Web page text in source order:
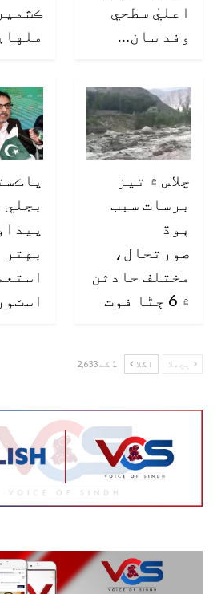
اعليٰ سطحي
وفد سان…
چلاس ۾ تيز
برسات سبب
ٻوڏ
صورتحال،
مختلف حادثن
۾ 6 ڄڻا فوت
بجلي
بهتر
پچھلا اگلا 1 کے 2,633